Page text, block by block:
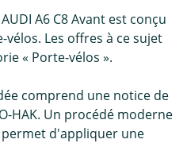
A6 C8 Avant est conçu
Les offres à ce sujet
« Porte-vélos ».
comprend une notice de
HAK. Un procédé moderne
d'appliquer une